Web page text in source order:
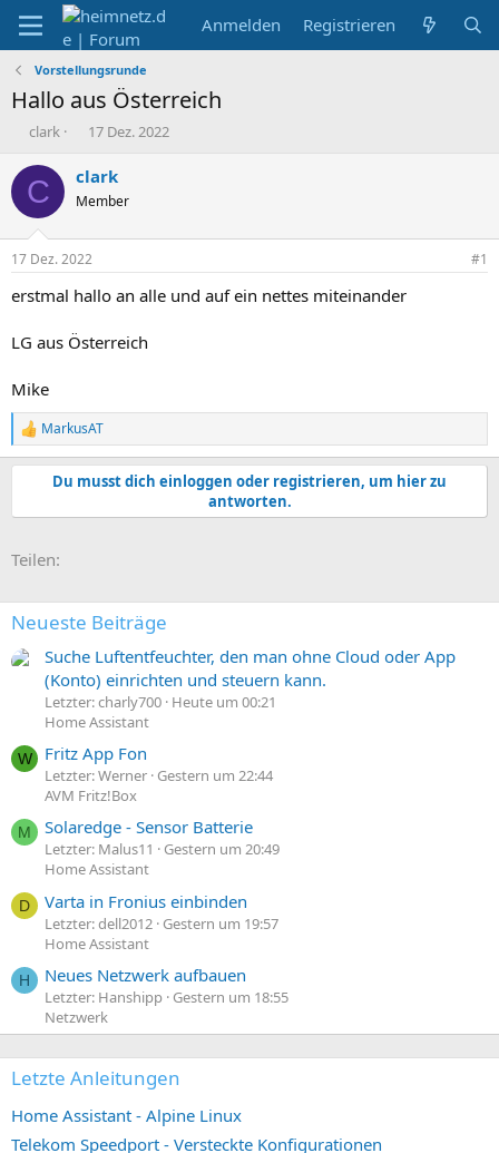
Anmelden Registrieren
Vorstellungsrunde
Hallo aus Österreich
E
s
t
e
r
clark
E
s
e
l
t
a
17 Dez. 2022
C clark
Member
17 Dez. 2022 #1
erstmal hallo an alle und auf ein nettes miteinander
LG aus Österreich
Mike
R
e
a
i
n
:
MarkusAT
Du musst dich einloggen oder registrieren, um hier zu
antworten.
Teilen:
Neueste Beiträge
Suche Luftentfeuchter, den man ohne Cloud oder App
(Konto) einrichten und steuern kann.
Letzter: charly700 Heute um 00:21
Home Assistant
W Fritz App Fon
Letzter: Werner Gestern um 22:44
AVM Fritz!Box
M Solaredge - Sensor Batterie
Letzter: Malus11
Gestern um 20:49
Home Assistant
D Varta in Fronius einbinden
Letzter: dell2012 Gestern um 19:57
Home Assistant
H Neues Netzwerk aufbauen
Letzter: Hanshipp Gestern um 18:55
Netzwerk
Letzte Anleitungen
Home Assistant - Alpine Linux
Telekom Speedport - Versteckte Konfigurationen